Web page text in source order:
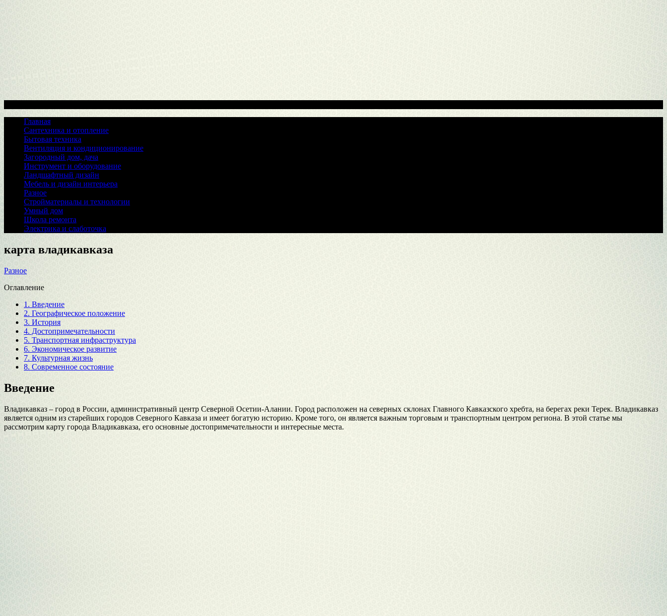
Главная
Сантехника и отопление
Бытовая техника
Вентиляция и кондиционирование
Загородный дом, дача
Инструмент и оборудование
Ландшафтный дизайн
Мебель и дизайн интерьера
Разное
Стройматериалы и технологии
Умный дом
Школа ремонта
Электрика и слаботочка
карта владикавказа
Разное
Оглавление
1. Введение
2. Географическое положение
3. История
4. Достопримечательности
5. Транспортная инфраструктура
6. Экономическое развитие
7. Культурная жизнь
8. Современное состояние
Введение
Владикавказ – город в России, административный центр Северной Осетии-Алании. Город расположен на северных склонах Главного Кавказского хребта, на берегах реки Терек. Владикавказ
является одним из старейших городов Северного Кавказа и имеет богатую историю. Кроме того, он является важным торговым и транспортным центром региона. В этой статье мы
рассмотрим карту города Владикавказа, его основные достопримечательности и интересные места.